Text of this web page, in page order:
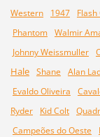
Western
1947
Phantom Walmir
Johnny Weissmuller
Hale Shane Alan
Evaldo Oliveira
Ryder
Kid Colt
Campeões do Oeste